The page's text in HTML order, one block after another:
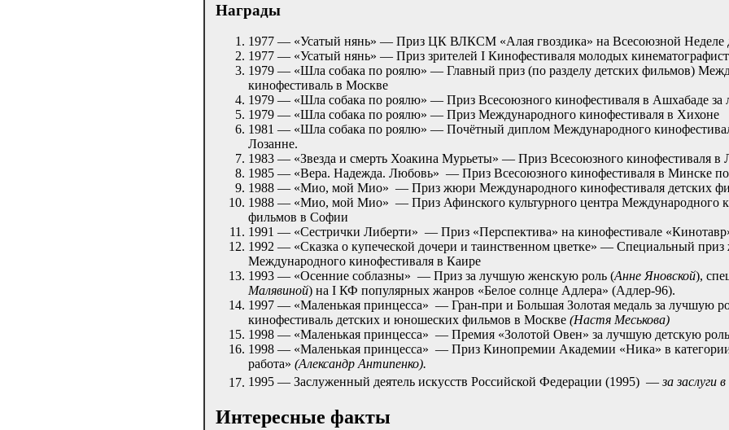
Награды
1977 — «Усатый нянь» — Приз ЦК ВЛКСМ «Алая гвоздика» на Всесоюзной Неделе
1977 — «Усатый нянь» — Приз зрителей I Кинофестиваля молодых
1979 — «Шла собака по роялю» — Главный приз (по разделу детских фильмов)
кинофестиваль в Москве
1979 — «Шла собака по роялю» — Приз Всесоюзного кинофестиваля в Ашхабаде
1979 — «Шла собака по роялю» — Приз Международного кинофестиваля в Хихоне
1981 — «Шла собака по роялю» — Почётный диплом Международного
Лозанне.
1983 — «Звезда и смерть Хоакина Мурьеты» — Приз Всесоюзного кинофестиваля в
1985 — «Вера. Надежда. Любовь» — Приз Всесоюзного кинофестиваля в Минске по
1988 — «Мио, мой Мио» — Приз жюри Международного кинофестиваля детских
1988 — «Мио, мой Мио» — Приз Афинского культурного центра Международного
фильмов в Софии
1991 — «Сестрички Либерти» — Приз «Перспектива» на кинофестивале
1992 — «Сказка о купеческой дочери и таинственном цветке» — Специальный
Международного кинофестиваля в Каире
1993 — «Осенние соблазны» — Приз за лучшую женскую роль (Анне Яновской),
Малявиной) на I КФ популярных жанров «Белое солнце Адлера» (Адлер-96).
1997 — «Маленькая принцесса» — Гран-при и Большая Золотая медаль за лучшую
кинофестиваль детских и юношеских фильмов в Москве (Настя Меськова)
1998 — «Маленькая принцесса» — Премия «Золотой Овен» за лучшую детскую
1998 — «Маленькая принцесса» — Приз Кинопремии Академии «Ника» в категории
работа» (Александр Антипенко).
1995 — Заслуженный деятель искусств Российской Федерации (1995) — за заслуги
Интересные факты